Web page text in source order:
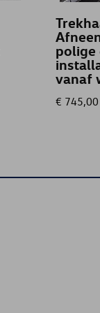
polige
vanaf
€ 745,00